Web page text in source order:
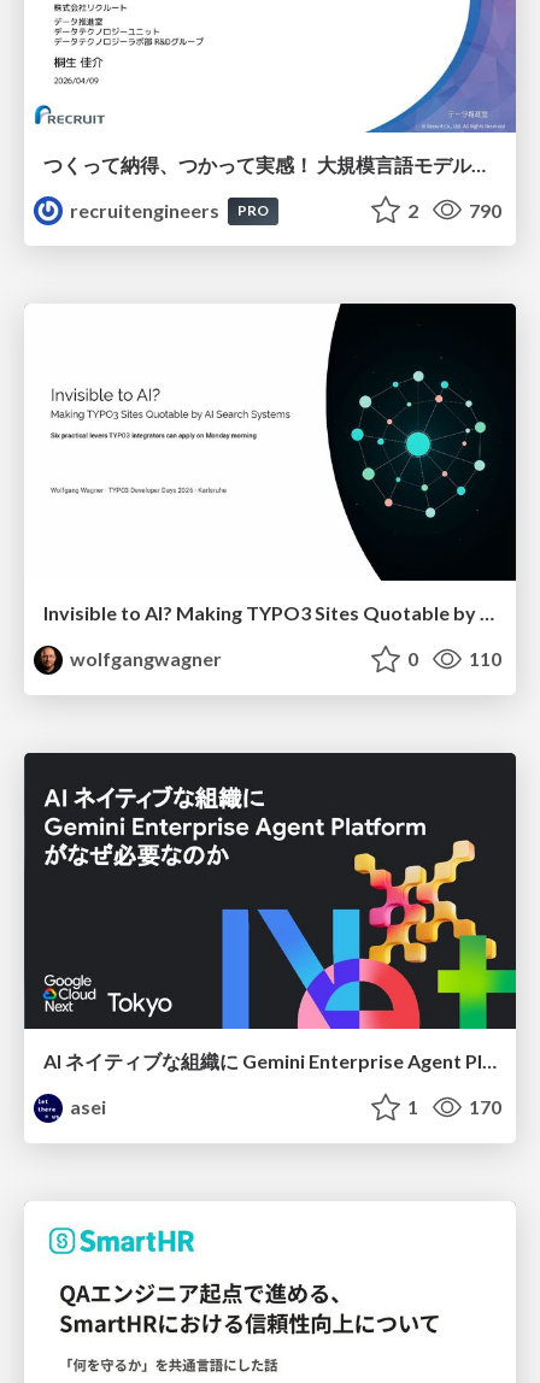
つくって納得、つかって実感！ 大規模言語モデルことはじめ ver2.0
recruitengineers
PRO 2 790
Invisible to AI? Making TYPO3 Sites Quotable by AI Search Systems
wolfgangwagner
0 110
AI ネイティブな組織に Gemini Enterprise Agent Platform がなぜ必要なのか
asei
1 170